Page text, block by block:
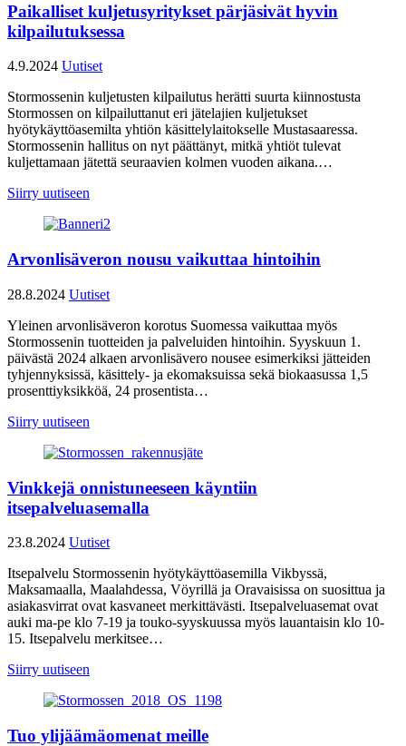
Paikalliset kuljetusyritykset pärjäsivät hyvin
kilpailutuksessa
4.9.2024 Uutiset
Stormossenin kuljetusten kilpailutus herätti suurta kiinnostusta
Stormossen on kilpailuttanut eri jätelajien kuljetukset
hyötykäyttöasemilta yhtiön käsittelylaitokselle Mustasaaressa.
Stormossenin hallitus on nyt päättänyt, mitkä yhtiöt tulevat
kuljettamaan jätettä seuraavien kolmen vuoden aikana.…
Siirry uutiseen
Arvonlisäveron nousu vaikuttaa hintoihin
28.8.2024 Uutiset
Yleinen arvonlisäveron korotus Suomessa vaikuttaa myös
Stormossenin tuotteiden ja palveluiden hintoihin. Syyskuun 1.
päivästä 2024 alkaen arvonlisävero nousee esimerkiksi jätteiden
tyhjennyksissä, käsittely- ja ekomaksuissa sekä biokaasussa 1,5
prosenttiyksikköä, 24 prosentista…
Siirry uutiseen
Vinkkejä onnistuneeseen käyntiin
itsepalveluasemalla
23.8.2024 Uutiset
Itsepalvelu Stormossenin hyötykäyttöasemilla Vikbyssä,
Maksamaalla, Maalahdessa, Vöyrillä ja Oravaisissa on suosittua ja
asiakasvirrat ovat kasvaneet merkittävästi. Itsepalveluasemat ovat
auki ma-pe klo 7-19 ja touko-syyskuussa myös lauantaisin klo 10-
15. Itsepalvelu merkitsee…
Siirry uutiseen
Tuo ylijäämäomenat meille